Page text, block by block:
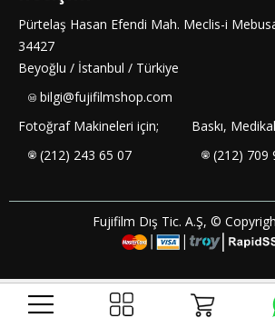
Pürtelaş Hasan Efendi Mah. Meclis-i
34427
Beyoğlu / İstanbul / Türkiye
bilgi@fujifilmshop.com
Fotoğraf Makineleri için;
(212) 243 65 07
Baskı,
(212) 709
Fujifilm Dış Tic. A.Ş, ©